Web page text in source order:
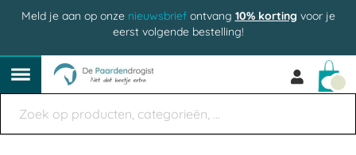
Meld je aan op onze nieuwsbriefontvang 10% korting voor je
eerst volgende bestelling!